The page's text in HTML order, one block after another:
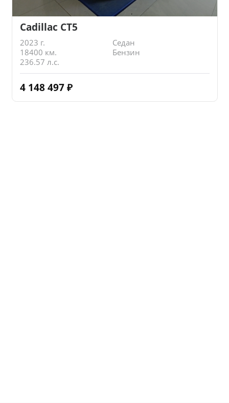
Cadillac CT5
2023 г.
Седан
18400 км.
Бензин
236.57 л.с.
4 148 497 ₽